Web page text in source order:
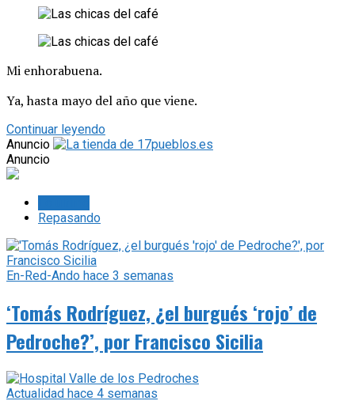
Mi enhorabuena.
Ya, hasta mayo del año que viene.
Continuar leyendo
Anuncio
Anuncio
Repasando
En-Red-Ando hace 3 semanas
‘Tomás Rodríguez, ¿el burgués ‘rojo’ de
Pedroche?’, por Francisco Sicilia
Actualidad hace 4 semanas